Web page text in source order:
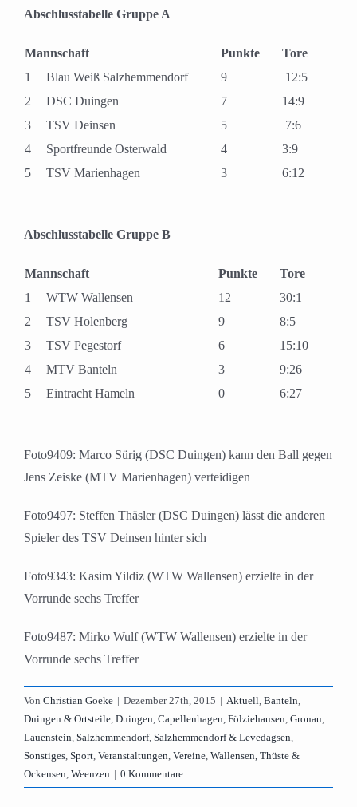
Abschlusstabelle Gruppe A
Mannschaft Punkte
Tore
1
Blau Weiß Salzhemmendorf 9
12:5
2
DSC Duingen 7
14:9
3
TSV Deinsen 5
7:6
4
Sportfreunde Osterwald 4
3:9
5
TSV Marienhagen 3 6:12
Abschlusstabelle Gruppe B
Mannschaft Punkte
Tore
1
WTW Wallensen 12
30:1
2
TSV Holenberg 9
8:5
3
TSV Pegestorf 6
15:10
4
MTV Banteln 3
9:26
5
Eintracht Hameln 0 6:27
Foto9409: Marco Sürig (DSC Duingen) kann den Ball gegen
Jens Zeiske (MTV Marienhagen) verteidigen
Foto9497: Steffen Thäsler (DSC Duingen) lässt die anderen
Spieler des TSV Deinsen hinter sich
Foto9343: Kasim Yildiz (WTW Wallensen) erzielte in der
Vorrunde sechs Treffer
Foto9487: Mirko Wulf (WTW Wallensen) erzielte in der
Vorrunde sechs Treffer
Von Christian Goeke | Dezember 27th, 2015 | Aktuell, Banteln,
Duingen & Ortsteile, Duingen, Capellenhagen, Fölziehausen, Gronau,
Lauenstein, Salzhemmendorf, Salzhemmendorf & Levedagsen,
Sonstiges, Sport, Veranstaltungen, Vereine, Wallensen, Thüste &
Ockensen, Weenzen | 0 Kommentare